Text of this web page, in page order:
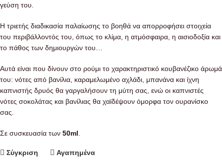
γεύση του.
Η τριετής διαδικασία παλαίωσης το βοηθά να απορροφήσει στοιχεία
του περιβάλλοντός του, όπως το κλίμα, η ατμόσφαιρα, η αισιοδοξία και
το πάθος των δημιουργών του…
Αυτά είναι που δίνουν στο ρούμι το χαρακτηριστικό κουβανέζικο άρωμά
του: νότες από βανίλια, καραμελωμένο αχλάδι, μπανάνα και ίχνη
καπνιστής δρυός θα γαργαλήσουν τη μύτη σας, ενώ οι καπνιστές
νότες σοκολάτας και βανίλιας θα χαϊδέψουν όμορφα τον ουρανίσκο
σας.
Σε συσκευασία των 50ml.
Σύγκριση Αγαπημένα